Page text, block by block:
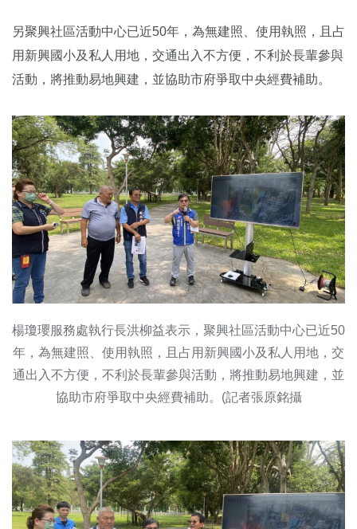
另聚興社區活動中心已近50年，為無建照、使用執照，且占
用新興國小及私人用地，交通出入不方便，不利於長輩參與
活動，將推動易地興建，並協助市府爭取中央經費補助。
楊瓊瓔服務處執行長洪柳益表示，聚興社區活動中心已近50
年，為無建照、使用執照，且占用新興國小及私人用地，交
通出入不方便，不利於長輩參與活動，將推動易地興建，並
協助市府爭取中央經費補助。(記者張原銘攝